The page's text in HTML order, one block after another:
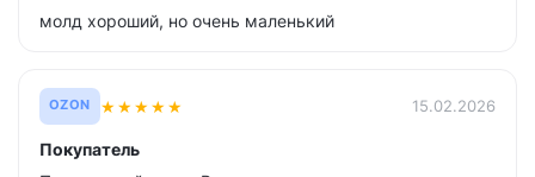
молд хороший, но очень маленький
OZON ★★★★★ 15.02.2026
Покупатель